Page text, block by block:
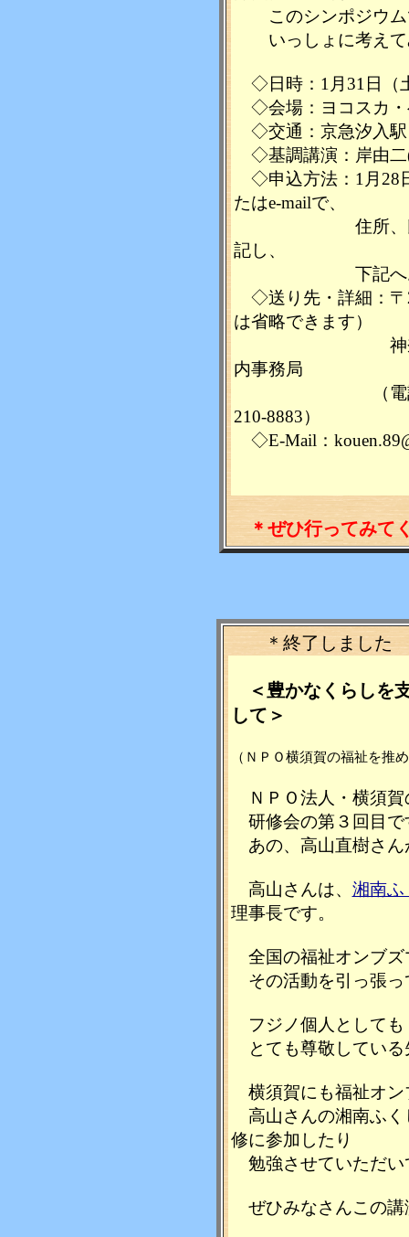
このシンポジウム
いっしょに考えて
◇日時：1月31日（
◇会場：ヨコスカ・
◇交通：京急汐入
◇基調講演：岸由二
◇申込方法：1月28
たはe-mailで、
住所、氏名、
記し、
下記へお送
◇送り先・詳細：〒
は省略できます）
神奈川県県
内事務局
（電話：045-
210-8883）
◇E-Mail：
＊ぜひ行ってみて
＊終了しました
＜豊かなくらしを
して＞
（ＮＰＯ横須賀の福祉を
ＮＰＯ法人・横須賀
研修会の第３回目で
あの、高山直樹さん
高山さんは、 湘南ふ
理事長です。
全国の福祉オンブズ
その活動を引っ張っ
フジノ個人としても
とても尊敬している
横須賀にも福祉オン
高山さんの湘南ふく
修に参加したり
勉強させていただい
ぜひみなさんこの講